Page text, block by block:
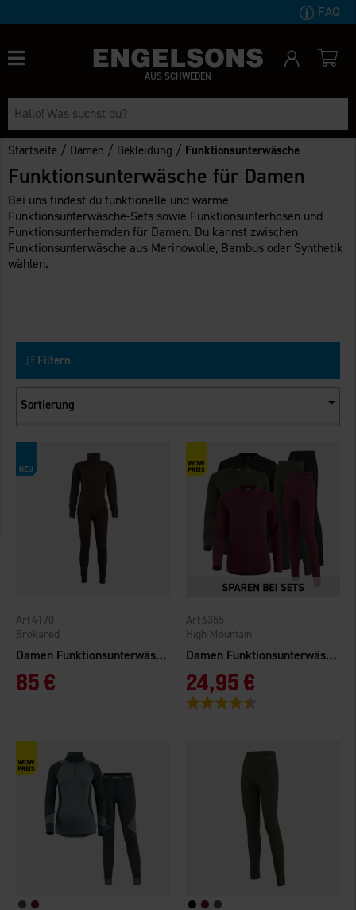
FAQ
AUS SCHWEDEN
Startseite / Damen / Bekleidung / Funktionsunterwäsche
Funktionsunterwäsche für Damen
Bei uns findest du funktionelle und warme
Funktionsunterwäsche-Sets sowie Funktionsunterhosen und
Funktionsunterhemden für Damen. Du kannst zwischen
Funktionsunterwäsche aus Merinowolle, Bambus oder Synthetik
wählen.
Filtern
Sortierung
Damen Funktionsunterwäsche Hunting Merinowolle
Brokared
4170
85 €
Damen Funktionsunterwäsche Norberg
High Mountain
6355
24,95 €
Bewertung: